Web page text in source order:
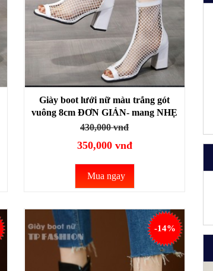
Giày boot lưới nữ màu trắng gót
vuông 8cm ĐƠN GIẢN- mang NHẸ
CHÂN thoải mái đi bộ GBN22B
430,000 vnđ
350,000 vnđ
Mua ngay
-14%